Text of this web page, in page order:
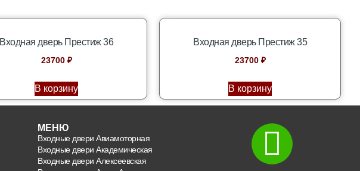
Входная дверь Престиж 36
23700 ₽
В корзину
Входная дверь Престиж 35
23700 ₽
В корзину
МЕНЮ
Входные двери Авиамоторная
Входные двери Академическая
Входные двери Алексеевская